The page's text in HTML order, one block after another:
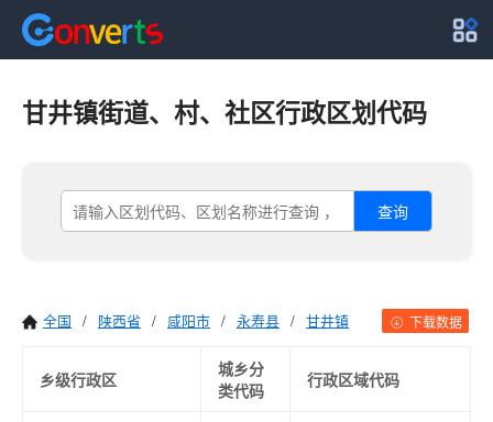
甘井镇街道、村、社区行政区划代码
查询
全国 / 陕西省 / 咸阳市 / 永寿县 / 甘井镇 下载数据
乡级行政区
城乡分
类代码
行政区域代码